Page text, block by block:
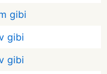
gibi
gibi
gibi